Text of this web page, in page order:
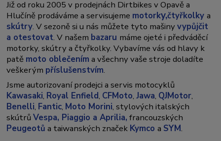
Již od roku 2005 v prodejnách Dirtbikes v Opavě a
Hlučíně prodáváme a servisujeme motorky,čtyřkolkya
skútry. V sezoně si u nás můžete tyto mašinyvypůjčit
a otestovat. V našem bazaru máme ojeté i předváděcí
motorky, skútry a čtyřkolky. Vybavíme vás od hlavy k
patě moto oblečením a všechny vaše stroje doladíte
veškerým příslušenstvím.
Jsme autorizovaní prodejci a servis motocyklů
Kawasaki, Royal Enfield, CFMoto,Jawa, QJMotor,
Benelli, Fantic, Moto Morini, stylových italských
skútrůVespa, Piaggio a Aprilia, francouzských
Peugeotů a taiwanských značek Kymcoa SYM.